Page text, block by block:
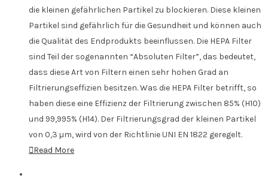
die kleinen gefährlichen Partikel zu blockieren. Diese kleinen
Partikel sind gefährlich für die Gesundheit und können auch
die Qualität des Endprodukts beeinflussen. Die HEPA Filter
sind Teil der sogenannten “Absoluten Filter”, das bedeutet,
dass diese Art von Filtern einen sehr hohen Grad an
Filtrierungseffizien besitzen. Was die HEPA Filter betrifft, so
haben diese eine Effizienz der Filtrierung zwischen 85% (H10)
und 99,995% (H14). Der Filtrierungsgrad der kleinen Partikel
von 0,3 µm, wird von der Richtlinie UNI EN 1822 geregelt.
Read More